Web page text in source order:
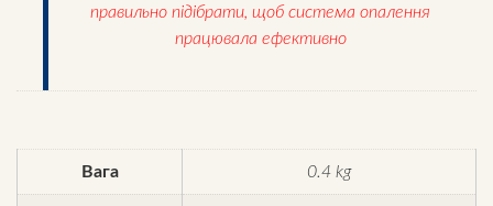
правильно підібрати, щоб система опалення
працювала ефективно
Вага 0.4 kg